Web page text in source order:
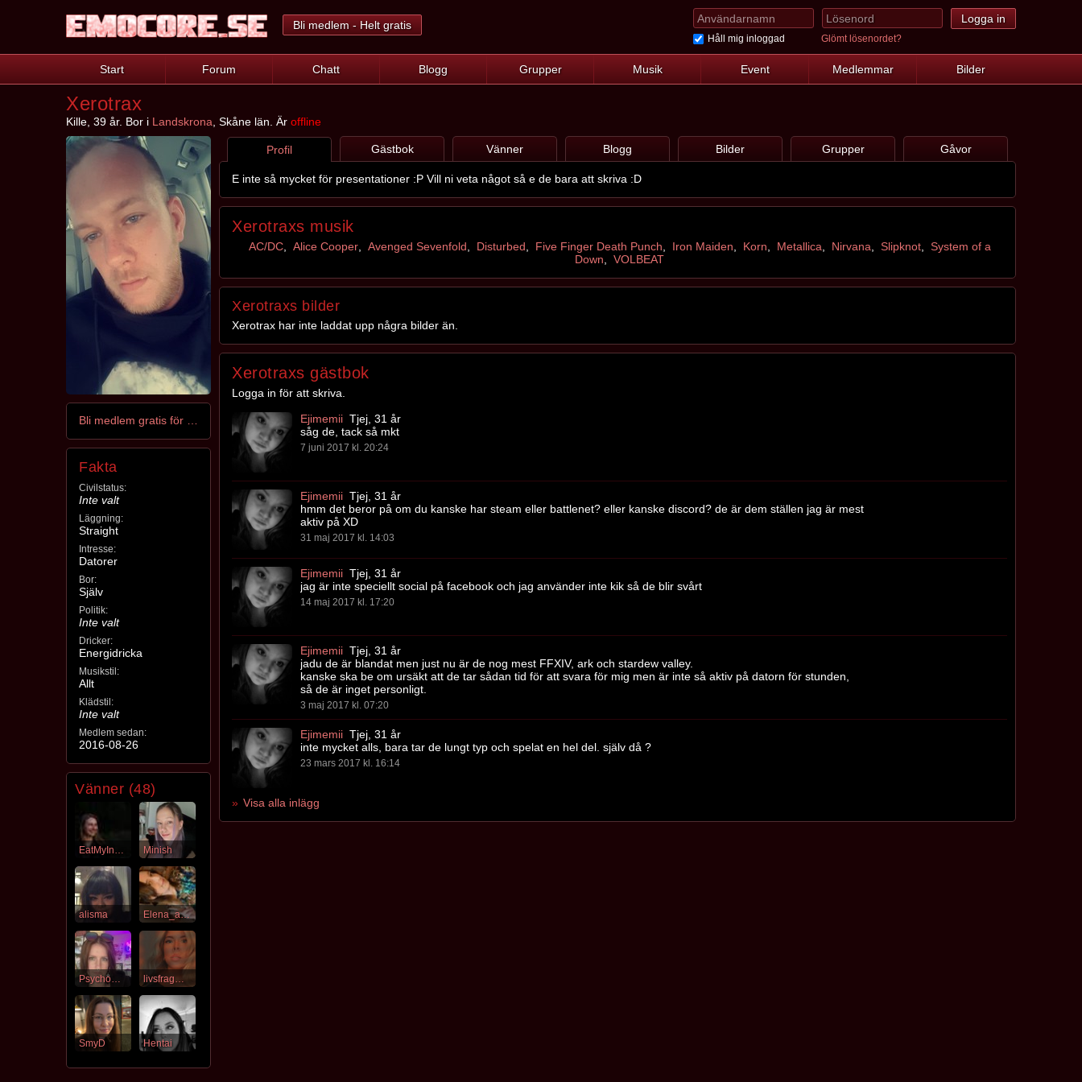
Bli medlem - Helt gratis
Håll mig inloggad Glömt lösenordet?
Start Forum Chatt Blogg Grupper Musik Event Medlemmar Bilder
Xerotrax
Kille, 39 år. Bor i Landskrona , Skåne län. Är offline
Fakta
Civilstatus:
Inte valt
Läggning:
Straight
Intresse:
Datorer
Bor:
Själv
Politik:
Inte valt
Dricker:
Energidricka
Musikstil:
Allt
Klädstil:
Inte valt
Medlem sedan:
2016-08-26
Vänner (48)
EatMyInsides Minish
alisma Elena_agnes_branca
PsychoCircus livsfragment
SmyD Hentai
Profil Gästbok Vänner Blogg Bilder Grupper Gåvor
E inte så mycket för presentationer :P Vill ni veta något så e de bara att skriva :D
Xerotraxs musik
AC/DC, Alice Cooper, Avenged Sevenfold Disturbed Five Finger Death Punch Iron Maiden Korn Metallica Nirvana Slipknot, System of a
Down
VOLBEAT
Xerotraxs bilder
Xerotrax har inte laddat upp några bilder än.
Xerotraxs gästbok
Logga in för att skriva.
Ejimemii Tjej, 31 år
såg de, tack så mkt
7 juni 2017 kl. 20:24
Ejimemii Tjej, 31 år
hmm det beror på om du kanske har steam eller battlenet? eller kanske discord? de är dem ställen jag är mest
aktiv på XD
31 maj 2017 kl. 14:03
Ejimemii Tjej, 31 år
jag är inte speciellt social på facebook och jag använder inte kik så de blir svårt
14 maj 2017 kl. 17:20
Ejimemii Tjej, 31 år
jadu de är blandat men just nu är de nog mest FFXIV, ark och stardew valley.
kanske ska be om ursäkt att de tar sådan tid för att svara för mig men är inte så aktiv på datorn för stunden,
så de är inget personligt.
3 maj 2017 kl. 07:20
Ejimemii Tjej, 31 år
inte mycket alls, bara tar de lungt typ och spelat en hel del. själv då ?
23 mars 2017 kl. 16:14
Visa alla inlägg